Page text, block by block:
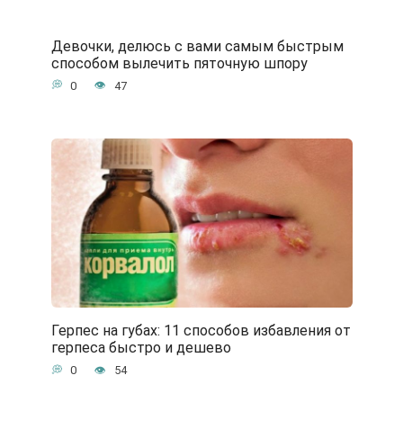
Девочки, делюсь с вами самым быстрым
способом вылечить пяточную шпору
0 47
Герпес на губах: 11 способов избавления от
герпеса быстро и дешево
0 54